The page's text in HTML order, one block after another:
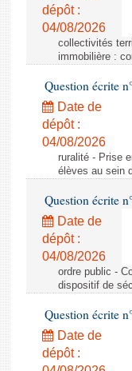
dépôt :
04/08/2026
collectivités
immobilière :
Question écrite
Date de
dépôt :
04/08/2026
ruralité - Prise
élèves au sein
Question écrite
Date de
dépôt :
04/08/2026
ordre public -
dispositif de
Question écrite
Date de
dépôt :